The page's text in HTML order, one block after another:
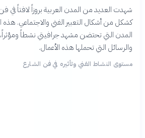
شهدت العديد من المدن العربية بروزاً لافتاً في
كشكل من أشكال التعبير الفني والاجتماعي. هذه
المدن التي تحتضن مشهد جرافيتي نشطاً ومؤثراً،
والرسائل التي تحملها هذه الأعمال.
مستوى النشاط الفني وتأثيره في فن الشارع